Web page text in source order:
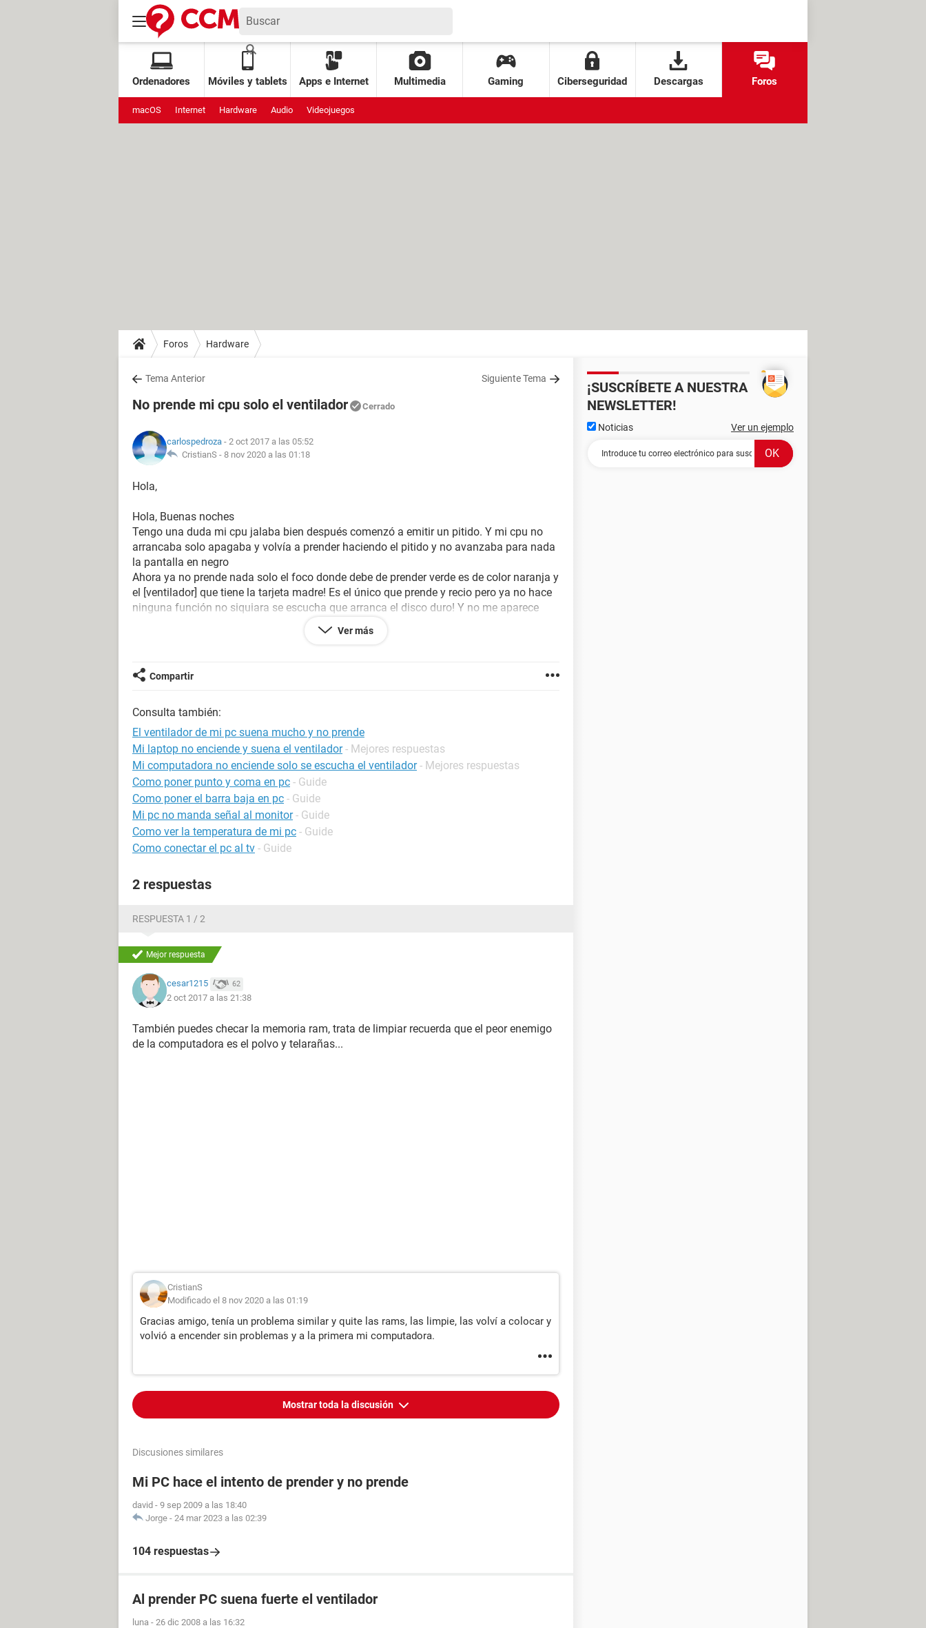
Ordenadores Móviles y tablets Apps e Internet Multimedia Gaming Ciberseguridad Descargas Foros
macOS Internet Hardware Audio Videojuegos
Foros Hardware
Tema Anterior Siguiente Tema
No prende mi cpu solo el ventilador Cerrado
carlospedroza - 2 oct 2017 a las 05:52
CristianS - 8 nov 2020 a las 01:18
Hola,
Hola, Buenas noches
Tengo una duda mi cpu jalaba bien después comenzó a emitir un pitido. Y mi cpu no
arrancaba solo apagaba y volvía a prender haciendo el pitido y no avanzaba para nada
la pantalla en negro
Ahora ya no prende nada solo el foco donde debe de prender verde es de color naranja y
el [ventilador] que tiene la tarjeta madre! Es el único que prende y recio pero ya no hace
ninguna función no siquiara se escucha que arranca el disco duro! Y no me aparece
Ver más
Compartir
Consulta también:
El ventilador de mi pc suena mucho y no prende
Mi laptop no enciende y suena el ventilador - Mejores respuestas
Mi computadora no enciende solo se escucha el ventilador - Mejores respuestas
Como poner punto y coma en pc - Guide
Como poner el barra baja en pc - Guide
Mi pc no manda señal al monitor - Guide
Como ver la temperatura de mi pc - Guide
Como conectar el pc al tv - Guide
2 respuestas
RESPUESTA 1 / 2
Mejor respuesta
cesar1215 62
2 oct 2017 a las 21:38
También puedes checar la memoria ram, trata de limpiar recuerda que el peor enemigo
de la computadora es el polvo y telarañas...
CristianS
Modificado el 8 nov 2020 a las 01:19
Gracias amigo, tenía un problema similar y quite las rams, las limpie, las volví a colocar y
volvió a encender sin problemas y a la primera mi computadora.
Mostrar toda la discusión
Discusiones similares
Mi PC hace el intento de prender y no prende
david - 9 sep 2009 a las 18:40
Jorge - 24 mar 2023 a las 02:39
104 respuestas
Al prender PC suena fuerte el ventilador
luna - 26 dic 2008 a las 16:32
¡SUSCRÍBETE A NUESTRA
NEWSLETTER!
Noticias Ver un ejemplo